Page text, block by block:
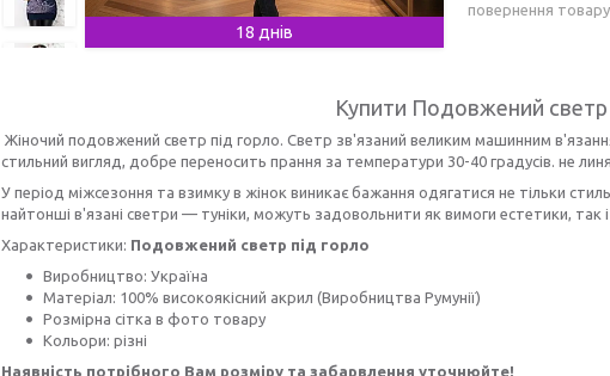
18 днів
повернення
Купити Подовжений светр
Жіночий подовжений светр під горло. Светр зв'язаний великим машинним
стильний вигляд, добре переносить прання за температури 30-40 градусів. не
У період міжсезоння та взимку в жінок виникає бажання одягатися не тільки
найтонші в'язані светри — туніки, можуть задовольнити як вимоги естетики,
Характеристики: Подовжений светр під горло
Виробництво: Україна
Матеріал: 100% високоякісний акрил (Виробництва Румунії)
Розмірна сітка в фото товару
Кольори: різні
Наявність потрібного Вам розміру та забарвлення уточнюйте!